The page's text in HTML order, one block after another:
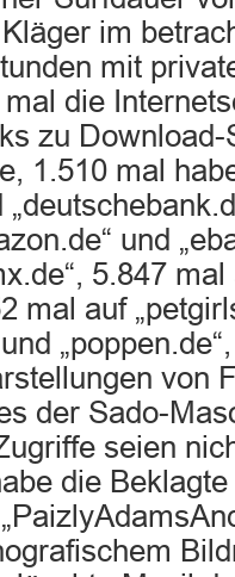
im
mit
die
zu
1.510 mal
und
5.847
mal auf
von
der Sado-
seien
die